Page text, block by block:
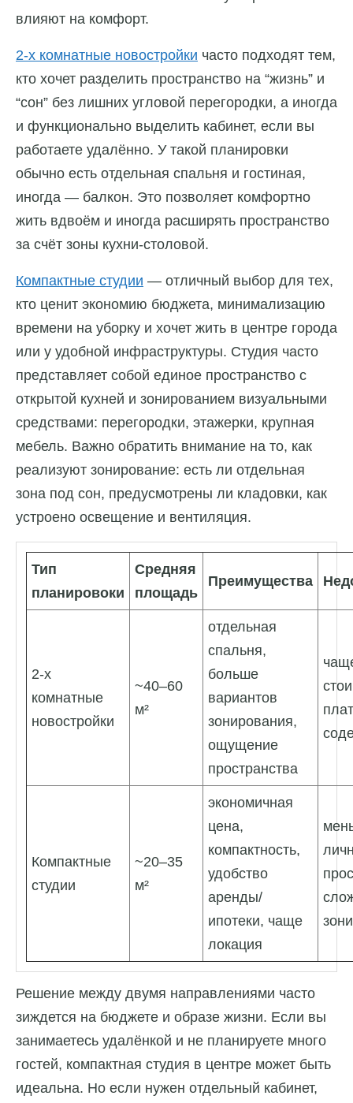
влияют на комфорт.
2-х комнатные новостройки часто подходят тем,
кто хочет разделить пространство на “жизнь” и
“сон” без лишних угловой перегородки, а иногда
и функционально выделить кабинет, если вы
работаете удалённо. У такой планировки
обычно есть отдельная спальня и гостиная,
иногда — балкон. Это позволяет комфортно
жить вдвоём и иногда расширять пространство
за счёт зоны кухни-столовой.
Компактные студии — отличный выбор для тех,
кто ценит экономию бюджета, минимализацию
времени на уборку и хочет жить в центре города
или у удобной инфраструктуры. Студия часто
представляет собой единое пространство с
открытой кухней и зонированием визуальными
средствами: перегородки, этажерки, крупная
мебель. Важно обратить внимание на то, как
реализуют зонирование: есть ли отдельная
зона под сон, предусмотрены ли кладовки, как
устроено освещение и вентиляция.
Тип
планировоки
Средняя
площадь
Преимущества
2-х
комнатные
новостройки
~40–60
м²
отдельная
спальня,
больше
вариантов
зонирования,
ощущение
пространства
Компактные
студии
~20–35
м²
экономичная
цена,
компактность,
удобство
аренды/
ипотеки, чаще
локация
Решение между двумя направлениями часто
зиждется на бюджете и образе жизни. Если вы
занимаетесь удалёнкой и не планируете много
гостей, компактная студия в центре может быть
идеальна. Но если нужен отдельный кабинет,